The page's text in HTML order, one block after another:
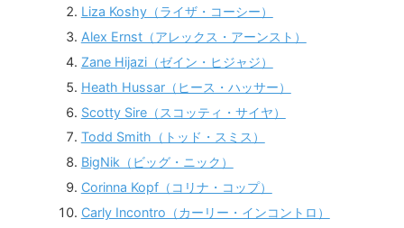
Liza Koshy（ライザ・コーシー）
Alex Ernst（アレックス・アーンスト）
Zane Hijazi（ゼイン・ヒジャジ）
Heath Hussar（ヒース・ハッサー）
Scotty Sire（スコッティ・サイヤ）
Todd Smith（トッド・スミス）
BigNik（ビッグ・ニック）
Corinna Kopf（コリナ・コップ）
Carly Incontro（カーリー・インコントロ）